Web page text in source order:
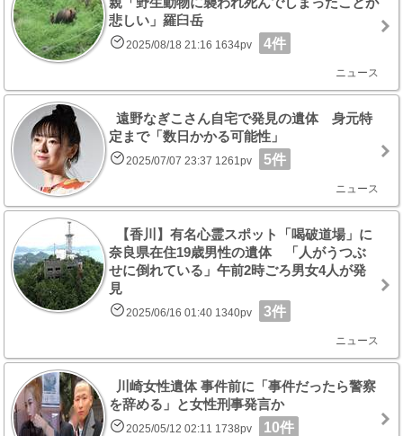
悲しい」羅臼岳
2025/08/18 21:16 1634pv 4件
ニュース
遠野なぎこさん自宅で発見の遺体 身元特
定まで「数日かかる可能性」
2025/07/07 23:37 1261pv 5件
ニュース
【香川】有名心霊スポット「喝破道場」に
奈良県在住19歳男性の遺体 「人がうつぶ
せに倒れている」午前2時ごろ男女4人が発
見
2025/06/16 01:40 1340pv 3件
ニュース
川崎女性遺体 事件前に「事件だったら警察
を辞める」と女性刑事発言か
2025/05/12 02:11 1738pv 10件